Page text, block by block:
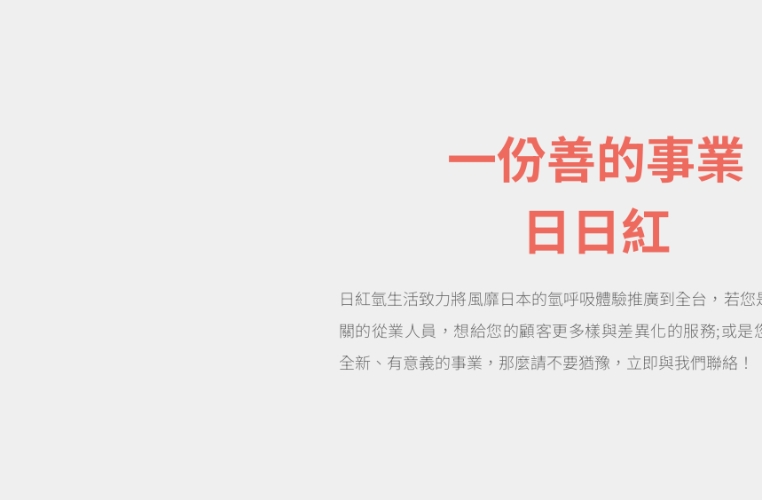
一份善的事業
日日紅
日紅氫生活致力將風靡日本的氫呼吸體驗推廣到全台，若您
關的從業人員，想給您的顧客更多樣與差異化的服務;或是
全新、有意義的事業，那麼請不要猶豫，立即與我們聯絡！